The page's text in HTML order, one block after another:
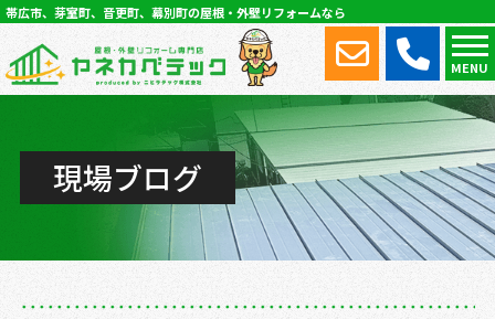
MENU
帯広市、芽室町、音更町、幕別町の屋根・外壁リフォームなら
現場ブログ